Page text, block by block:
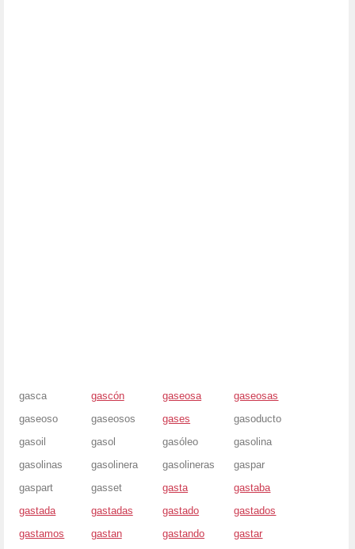
gasca gascón gaseosa
gaseosas
gaseoso
gaseosos gases
gasoducto
gasoil
gasol gasóleo
gasolina
gasolinas
gasolinera gasolineras
gaspar
gaspart
gasset gasta
gastaba
gastada
gastadas gastado
gastados
gastamos
gastan gastando
gastar